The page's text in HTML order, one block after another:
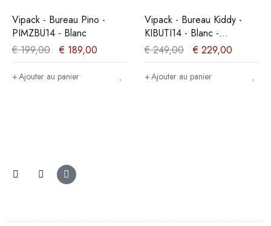
Vipack - Bureau Pino -
PIMZBU14 - Blanc
€199,00 € 189,00
Ajouter au panier
Vipack - Bureau Kiddy -
KIBUTI14 - Blanc -
74,8x159,6x116cm
€249,00 € 229,00
Ajouter au panier